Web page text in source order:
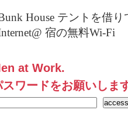
House テントを借り
宿の無料Wi-Fi
at Work.
スワードをお願いしま